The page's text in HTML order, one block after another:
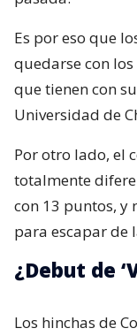
Es por eso que
quedarse con
que tienen con
Universidad de
Por otro lado, el
totalmente
con 13 puntos, y
para escapar de
¿Debut de
Los hinchas de